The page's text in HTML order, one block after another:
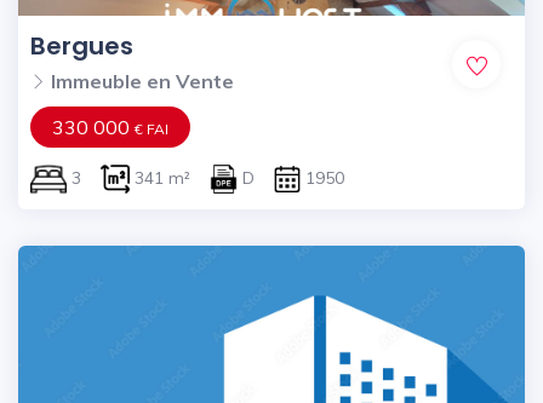
Bergues
Immeuble en Vente
330 000€ FAI
3 341 m² D 1950